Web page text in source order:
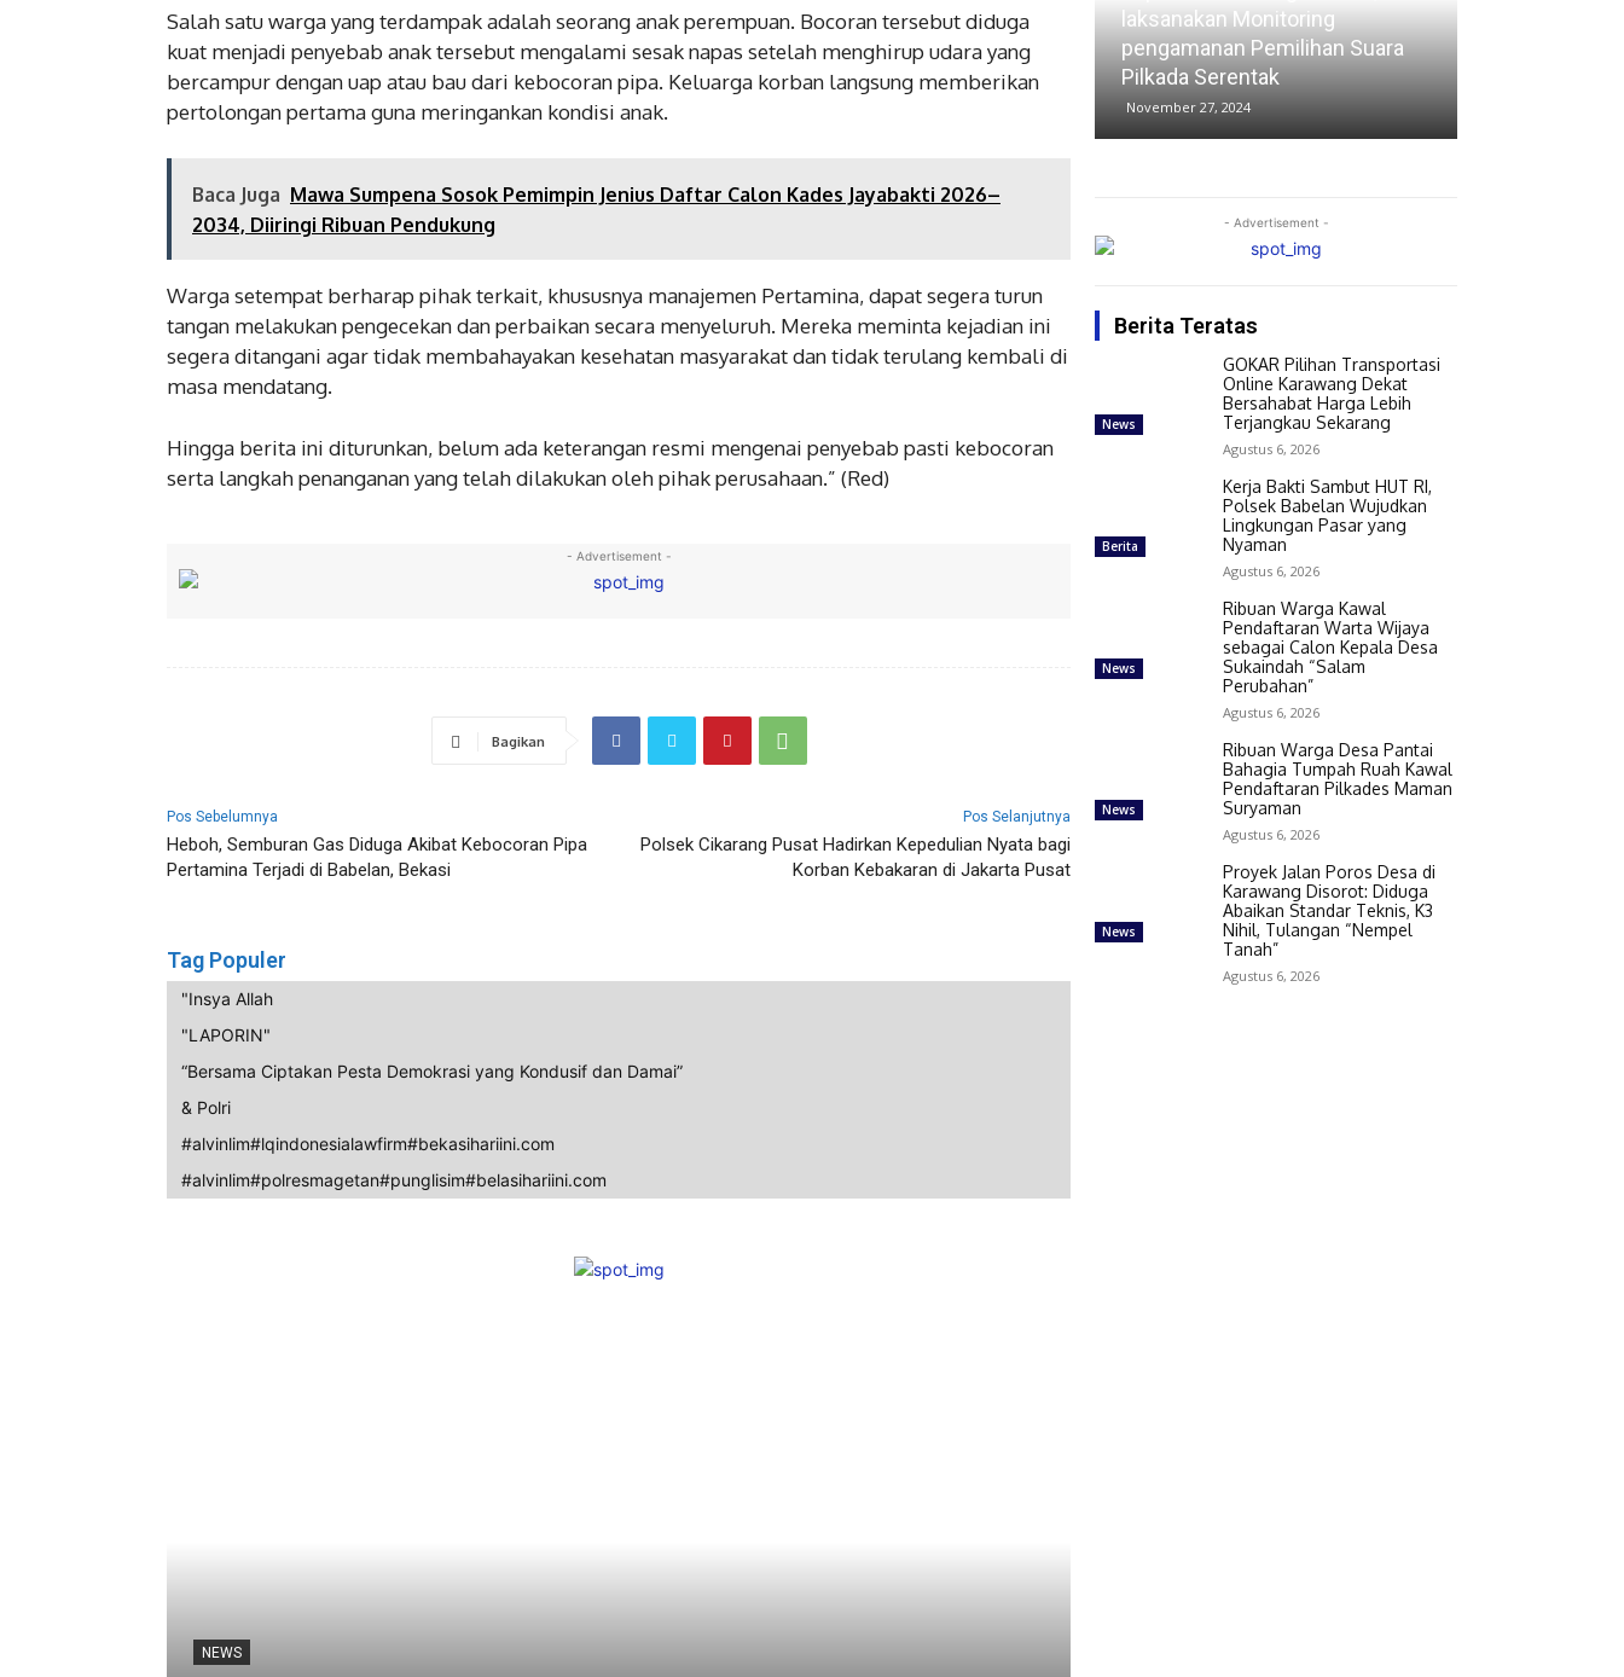
Salah satu warga yang terdampak adalah seorang anak perempuan. Bocoran tersebut diduga
kuat menjadi penyebab anak tersebut mengalami sesak napas setelah menghirup udara yang
bercampur dengan uap atau bau dari kebocoran pipa. Keluarga korban langsung memberikan
pertolongan pertama guna meringankan kondisi anak.
Baca Juga Mawa Sumpena Sosok Pemimpin Jenius Daftar Calon Kades Jayabakti 2026–
2034, Diiringi Ribuan Pendukung
Warga setempat berharap pihak terkait, khususnya manajemen Pertamina, dapat segera turun
tangan melakukan pengecekan dan perbaikan secara menyeluruh. Mereka meminta kejadian ini
segera ditangani agar tidak membahayakan kesehatan masyarakat dan tidak terulang kembali di
masa mendatang.
Hingga berita ini diturunkan, belum ada keterangan resmi mengenai penyebab pasti kebocoran
serta langkah penanganan yang telah dilakukan oleh pihak perusahaan.” (Red)
- Advertisement -
Bagikan
Pos Sebelumnya
Heboh, Semburan Gas Diduga Akibat Kebocoran Pipa
Pertamina Terjadi di Babelan, Bekasi
Pos Selanjutnya
Polsek Cikarang Pusat Hadirkan Kepedulian Nyata bagi
Korban Kebakaran di Jakarta Pusat
Tag Populer
"Insya Allah
"LAPORIN"
“Bersama Ciptakan Pesta Demokrasi yang Kondusif dan Damai”
& Polri
#alvinlim#lqindonesialawfirm#bekasihariini.com
#alvinlim#polresmagetan#punglisim#belasihariini.com
Kapolsek Pebayuran Cek
Gudang Logistik penyimpanan
kotak surat suara Pilkada
laksanakan Monitoring
pengamanan Pemilihan Suara
Pilkada Serentak
November 27, 2024
- Advertisement -
Berita Teratas
News
GOKAR Pilihan Transportasi
Online Karawang Dekat
Bersahabat Harga Lebih
Terjangkau Sekarang
Agustus 6, 2026
Berita
Kerja Bakti Sambut HUT RI,
Polsek Babelan Wujudkan
Lingkungan Pasar yang
Nyaman
Agustus 6, 2026
News
Ribuan Warga Kawal
Pendaftaran Warta Wijaya
sebagai Calon Kepala Desa
Sukaindah “Salam
Perubahan”
Agustus 6, 2026
News
Ribuan Warga Desa Pantai
Bahagia Tumpah Ruah Kawal
Pendaftaran Pilkades Maman
Suryaman
Agustus 6, 2026
News
Proyek Jalan Poros Desa di
Karawang Disorot: Diduga
Abaikan Standar Teknis, K3
Nihil, Tulangan “Nempel
Tanah”
Agustus 6, 2026